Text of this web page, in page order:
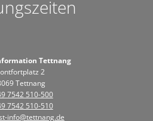
Tettnang
2
Tettnang
7542 510-500
7542 510-510
info@tettnang.de